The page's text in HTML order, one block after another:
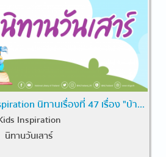
นิทานเรื่องที่ 47 เรื่อง "บ้า...
Inspiration
นิทานวันเสาร์